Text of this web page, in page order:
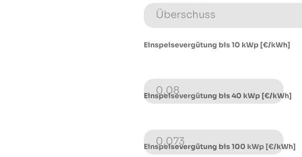
Einspeisevergütung bis 10 kWp [€/kWh]
0,08
Einspeisevergütung bis 40 kWp [€/kWh]
0,073
Einspeisevergütung bis 100 kWp [€/kWh]